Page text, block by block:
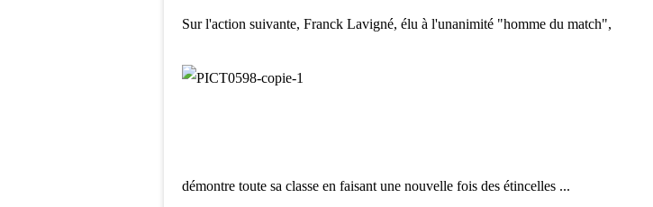
Sur l'action suivante, Franck Lavigné, élu à l'unanimité "homme du match",
démontre toute sa classe en faisant une nouvelle fois des étincelles ...